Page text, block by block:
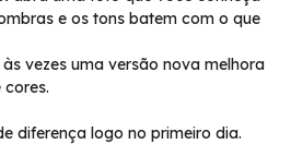
e os tons batem com o que
às vezes uma versão nova melhora
diferença logo no primeiro dia.